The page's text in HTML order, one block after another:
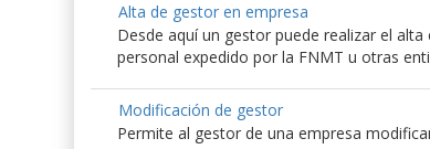
Alta de gestor en empresa
Desde aquí un gestor puede realizar el
personal expedido por la FNMT u otras
Modificación de gestor
Permite al gestor de una empresa